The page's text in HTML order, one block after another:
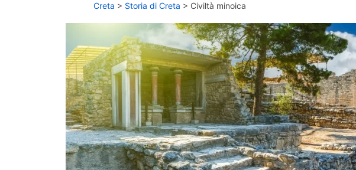
Creta > Storia di Creta > Civiltà minoica